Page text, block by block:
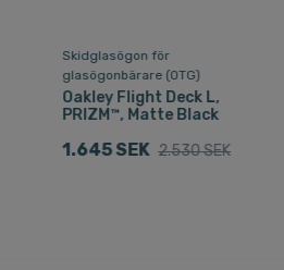
Skidglasögon för
glasögonbärare (OTG)
Oakley Flight Deck L,
PRIZM™, Matte Black
1.645 SEK 2.530 SEK